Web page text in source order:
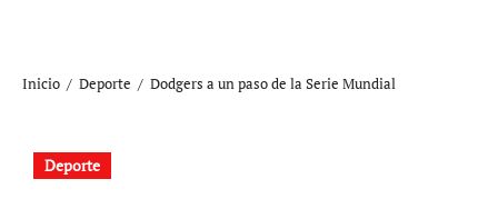
Inicio Deporte Dodgers a un paso de la Serie Mundial
Deporte